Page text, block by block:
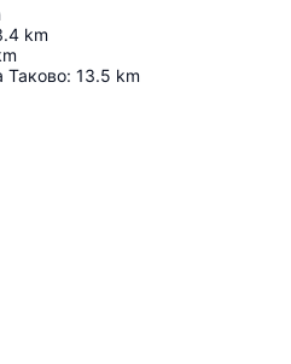
km
Таково: 13.5 km